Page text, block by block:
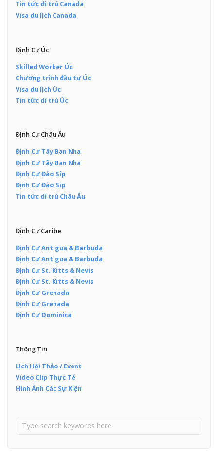
Tin tức di trú Canada
Visa du lịch Canada
Định Cư Úc
Skilled Worker Úc
Chương trình đầu tư Úc
Visa du lịch Úc
Tin tức di trú Úc
Định Cư Châu Âu
Định Cư Tây Ban Nha
Định Cư Tây Ban Nha
Định Cư Đảo Síp
Định Cư Đảo Síp
Tin tức di trú Châu Âu
Định Cư Caribe
Định Cư Antigua & Barbuda
Định Cư Antigua & Barbuda
Định Cư St. Kitts & Nevis
Định Cư St. Kitts & Nevis
Định Cư Grenada
Định Cư Grenada
Định Cư Dominica
Thông Tin
Lịch Hội Thảo / Event
Video Clip Thực Tế
Hình Ảnh Các Sự Kiện